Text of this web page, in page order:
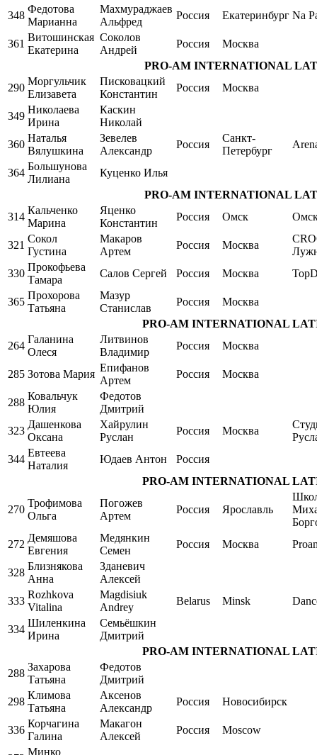
348
Федотова
Марианна
Махмураджаев
Альфред
Россия Екатеринбург Na
361
Витошинская
Екатерина
Соколов
Андрей
Россия
Москва
PRO-AM INTERNATIONAL
290
Моргульчик
Елизавета
Писковацкий
Константин
Россия Москва
349
Николаева
Ирина
Каскин
Николай
360
Наталья
Вялушкина
Зевелев
Александр
Россия
Санкт-
Петербург
364
Большунова
Лилиана
Куценко Илья
PRO-AM INTERNATIONAL
314
Кальченко
Марина
Яценко
Константин
Россия Омск
321
Сокол
Густина
Макаров
Артем
Россия Москва
330
Прокофьева
Тамара
Салов Сергей Россия Москва
365
Прохорова
Татьяна
Мазур
Станислав
Россия
Москва
PRO-AM INTERNATIONAL
264
Галанина
Олеся
Литвинов
Владимир
Россия Москва
285 Зотова Мария
Епифанов
Артем
Россия Москва
288
Ковальчук
Юлия
Федотов
Дмитрий
323
Дашенкова
Оксана
Хайрулин
Руслан
Россия Москва
344
Евтеева
Наталия
Юдаев Антон
Россия
PRO-AM INTERNATIONAL
270
Трофимова
Ольга
Погожев
Артем
Россия Ярославль
272
Демяшова
Евгения
Медянкин
Семен
Россия Москва
328
Близнякова
Анна
Зданевич
Алексей
333
Rozhkova
Vitalina
Magdisiuk
Andrey
Belarus Minsk
334
Шиленкина
Ирина
Семьёшкин
Дмитрий
PRO-AM INTERNATIONAL
288
Захарова
Татьяна
Федотов
Дмитрий
298
Климова
Татьяна
Аксенов
Александр
Россия Новосибирск
336
Корчагина
Галина
Макагон
Алексей
Россия Moscow
Минко